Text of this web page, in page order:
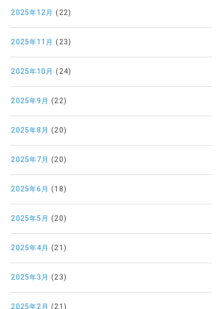
2025年12月 (22)
2025年11月 (23)
2025年10月 (24)
2025年9月 (22)
2025年8月 (20)
2025年7月 (20)
2025年6月 (18)
2025年5月 (20)
2025年4月 (21)
2025年3月 (23)
2025年2月 (21)